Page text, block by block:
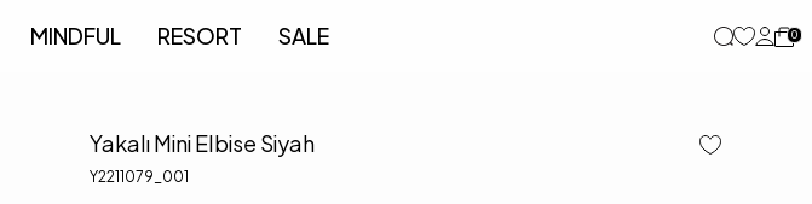
MINDFUL RESORT SALE 0
Yakalı Mini Elbise Siyah
Y2211079_001